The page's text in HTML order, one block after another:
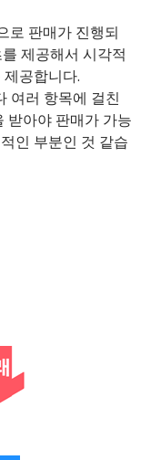
로 판매가 진행되
제공해서 시각적
공합니다.
여러 항목에 걸친
받아야 판매가 가능
인 부분인 것 같습